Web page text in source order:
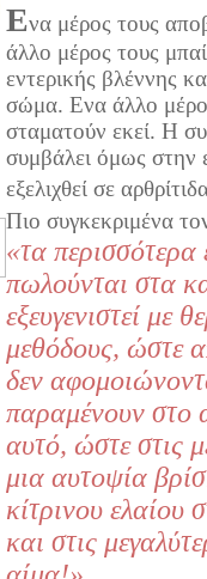
Ενα μέρος τους
άλλο μέρος τους
εντερικής βλέννης
σώμα. Ενα άλλο
σταματούν εκεί. Η
συμβάλει όμως στην
εξελιχθεί σε
Πιο συγκεκριμένα
«τα περισσότερα
πωλούνται στα
εξευγενιστεί με
μεθόδους, ώστε
δεν
παραμένουν στο
αυτό, ώστε στις
μια αυτοψία
κίτρινου ελαίου
και στις